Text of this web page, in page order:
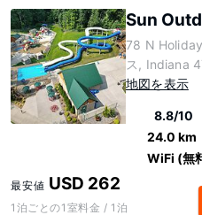
Sun
78 N
ス, Indiana
地図を表示
8.8/10
24.0 km
WiFi (無
最安値 USD 262
1泊ごとの1室料金 / 1泊